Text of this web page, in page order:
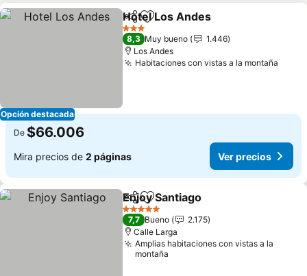
Opción destacada
CompartirAgregar a favoritos
Hotel Los Andes
3 Estrellas
8,3 Muy bueno
1.446
Los Andes
Habitaciones con vistas a la montaña
De $66.006
Mira precios de 2 páginas Ver precios
CompartirAgregar a favoritos
Enjoy Santiago
5 Estrellas
7,7 Bueno
2.175
Calle Larga
Amplias habitaciones con vistas a la
montaña